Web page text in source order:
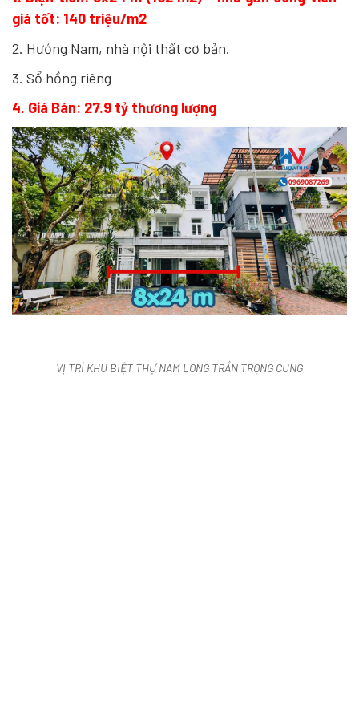
giá tốt: 140 triệu/m2
2. Hướng Nam, nhà nội thất cơ bản.
3. Sổ hồng riêng
4. Giá Bán: 27.9 tỷ thương lượng
VỊ TRÍ KHU BIỆT THỰ NAM LONG TRẦN TRỌNG CUNG